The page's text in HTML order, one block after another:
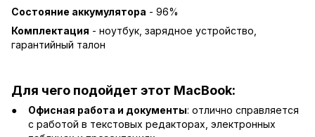
Состояние аккумулятора - 96%
Комплектация - ноутбук, зарядное устройство,
гарантийный талон
Для чего подойдет этот MacBook:
Офисная работа и документы: отлично справляется
с работой в текстовых редакторах, электронных